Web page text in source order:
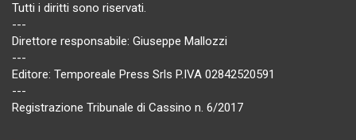
Tutti i diritti sono riservati.
---
Direttore responsabile: Giuseppe Mallozzi
---
Editore: Temporeale Press Srls P.IVA 02842520591
---
Registrazione Tribunale di Cassino n. 6/2017